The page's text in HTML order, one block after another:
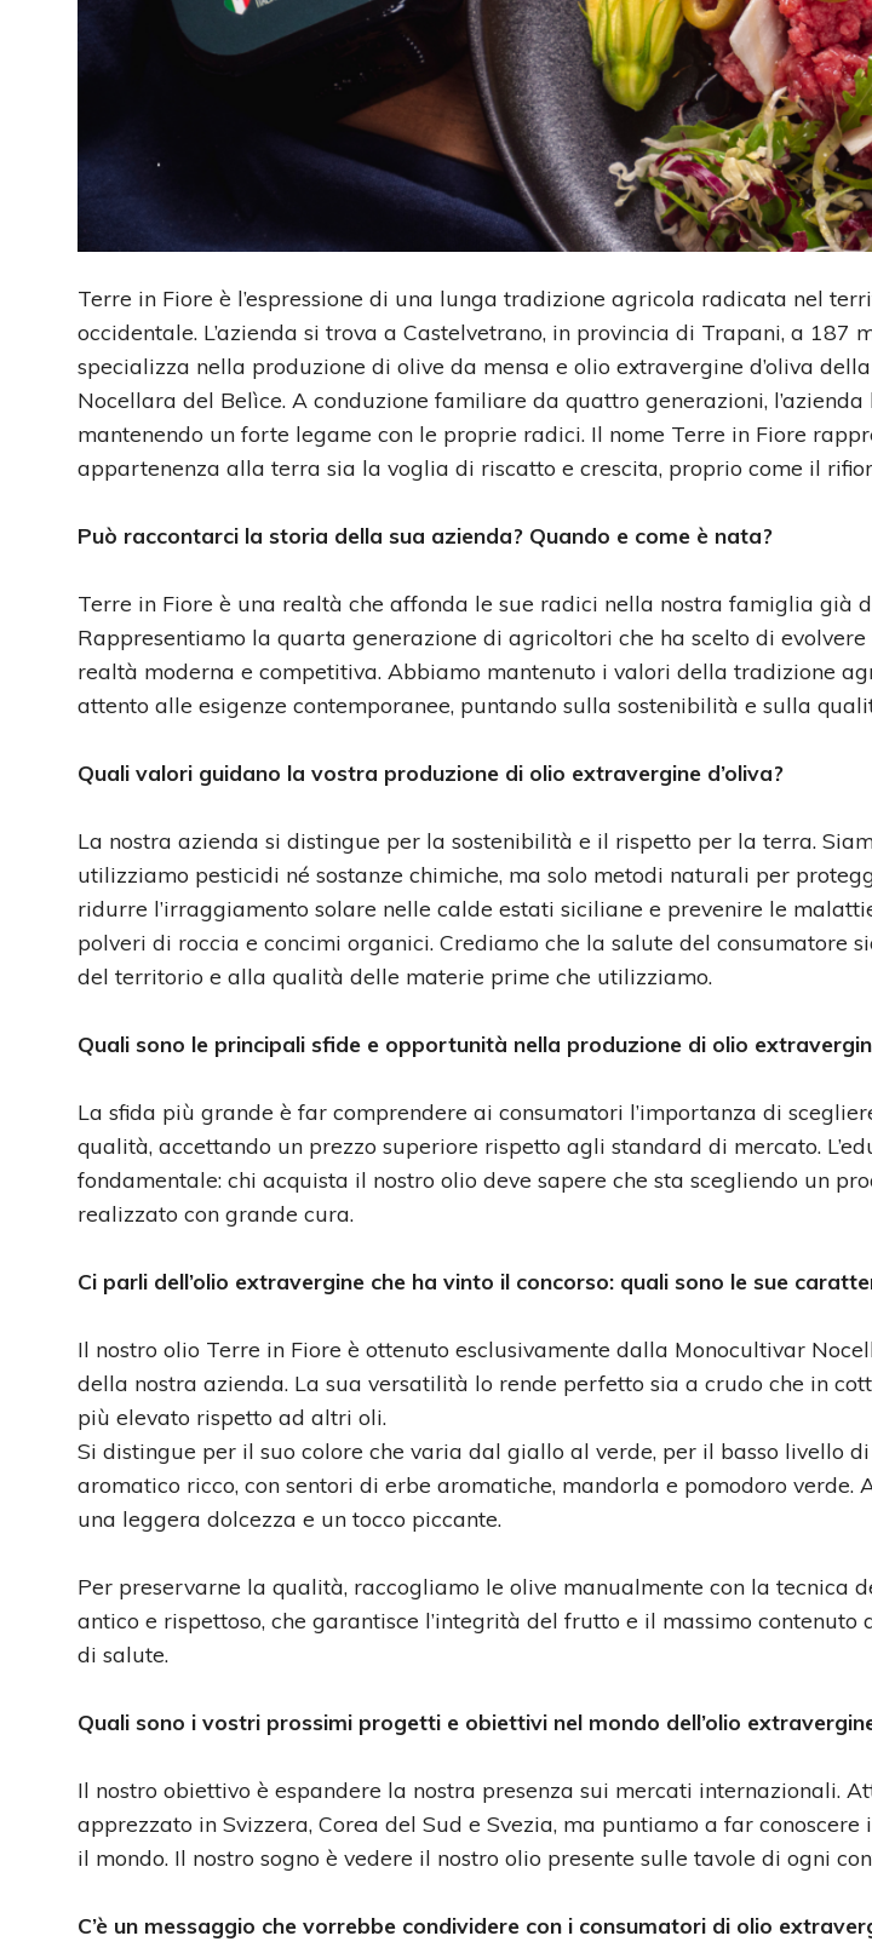
Terre in Fiore è l’espressione di una lunga tradizione agricola radicata nel
occidentale. L’azienda si trova a Castelvetrano, in provincia di Trapani, a 187
specializza nella produzione di olive da mensa e olio extravergine d’oliva
Nocellara del Belìce. A conduzione familiare da quattro generazioni,
mantenendo un forte legame con le proprie radici. Il nome Terre in Fiore
appartenenza alla terra sia la voglia di riscatto e crescita, proprio come il
Può raccontarci la storia della sua azienda? Quando e come è nata?
Terre in Fiore è una realtà che affonda le sue radici nella nostra famiglia già
Rappresentiamo la quarta generazione di agricoltori che ha scelto di evolvere
realtà moderna e competitiva. Abbiamo mantenuto i valori della tradizione
attento alle esigenze contemporanee, puntando sulla sostenibilità e sulla
Quali valori guidano la vostra produzione di olio extravergine d’oliva?
La nostra azienda si distingue per la sostenibilità e il rispetto per la terra.
utilizziamo pesticidi né sostanze chimiche, ma solo metodi naturali per
ridurre l’irraggiamento solare nelle calde estati siciliane e prevenire le
polveri di roccia e concimi organici. Crediamo che la salute del consumatore
del territorio e alla qualità delle materie prime che utilizziamo.
Quali sono le principali sfide e opportunità nella produzione di olio
La sfida più grande è far comprendere ai consumatori l’importanza di
qualità, accettando un prezzo superiore rispetto agli standard di mercato.
fondamentale: chi acquista il nostro olio deve sapere che sta scegliendo un
realizzato con grande cura.
Ci parli dell’olio extravergine che ha vinto il concorso: quali sono le sue
Il nostro olio Terre in Fiore è ottenuto esclusivamente dalla Monocultivar
della nostra azienda. La sua versatilità lo rende perfetto sia a crudo che in
più elevato rispetto ad altri oli.
Si distingue per il suo colore che varia dal giallo al verde, per il basso livello
aromatico ricco, con sentori di erbe aromatiche, mandorla e pomodoro verde.
una leggera dolcezza e un tocco piccante.
Per preservarne la qualità, raccogliamo le olive manualmente con la tecnica
antico e rispettoso, che garantisce l’integrità del frutto e il massimo
di salute.
Quali sono i vostri prossimi progetti e obiettivi nel mondo dell’olio
Il nostro obiettivo è espandere la nostra presenza sui mercati internazionali.
apprezzato in Svizzera, Corea del Sud e Svezia, ma puntiamo a far
il mondo. Il nostro sogno è vedere il nostro olio presente sulle tavole di ogni
C’è un messaggio che vorrebbe condividere con i consumatori di olio